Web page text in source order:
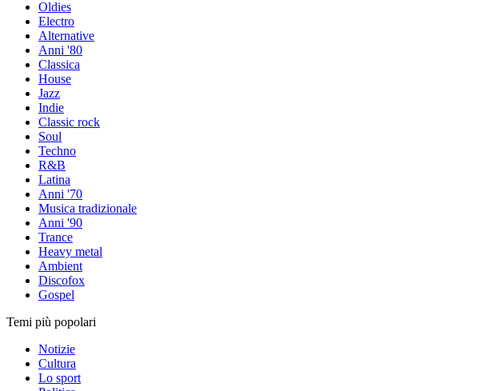
Oldies
Electro
Alternative
Anni '80
Classica
House
Jazz
Indie
Classic rock
Soul
Techno
R&B
Latina
Anni '70
Musica tradizionale
Anni '90
Trance
Heavy metal
Ambient
Discofox
Gospel
Temi più popolari
Notizie
Cultura
Lo sport